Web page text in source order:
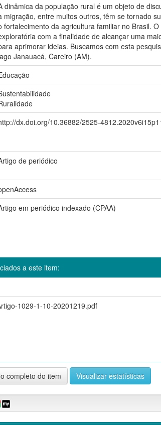
dinâmica da população rural é um objeto de
migração, entre muitos outros, têm se tornado
fortalecimento da agricultura familiar no Brasil.
com a finalidade de alcançar uma
aprimorar ideias. Buscamos com esta
Janauacá, Careiro (AM).
dx.doi.org/10.36882/2525-
de periódico
em periódico indexado (CPAA)
a este item:
1029-1-10-20201219.pdf
completo do item Visualizar estatísticas